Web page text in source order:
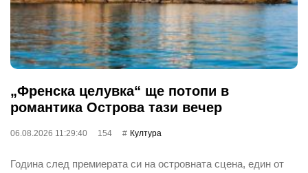
„Френска целувка“ ще потопи в
романтика Острова тази вечер
06.08.2026 11:29:40 154 Култура
Година след премиерата си на островната сцена, един от